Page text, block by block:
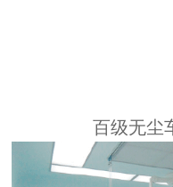
百级无尘